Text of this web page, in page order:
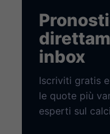
inbox
Iscriviti gratis
le quote più
esperti sul